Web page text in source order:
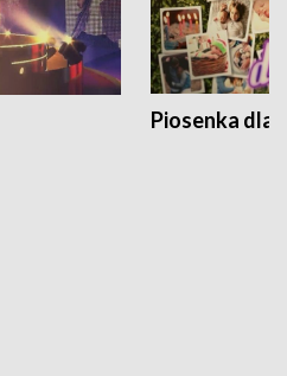
Piosenka dla